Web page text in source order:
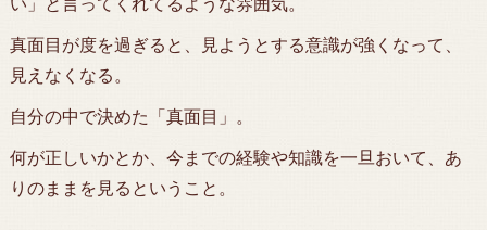
い」と言ってくれてるような雰囲気。
真面目が度を過ぎると、見ようとする意識が強くなって、
見えなくなる。
自分の中で決めた「真面目」。
何が正しいかとか、今までの経験や知識を一旦おいて、あ
りのままを見るということ。